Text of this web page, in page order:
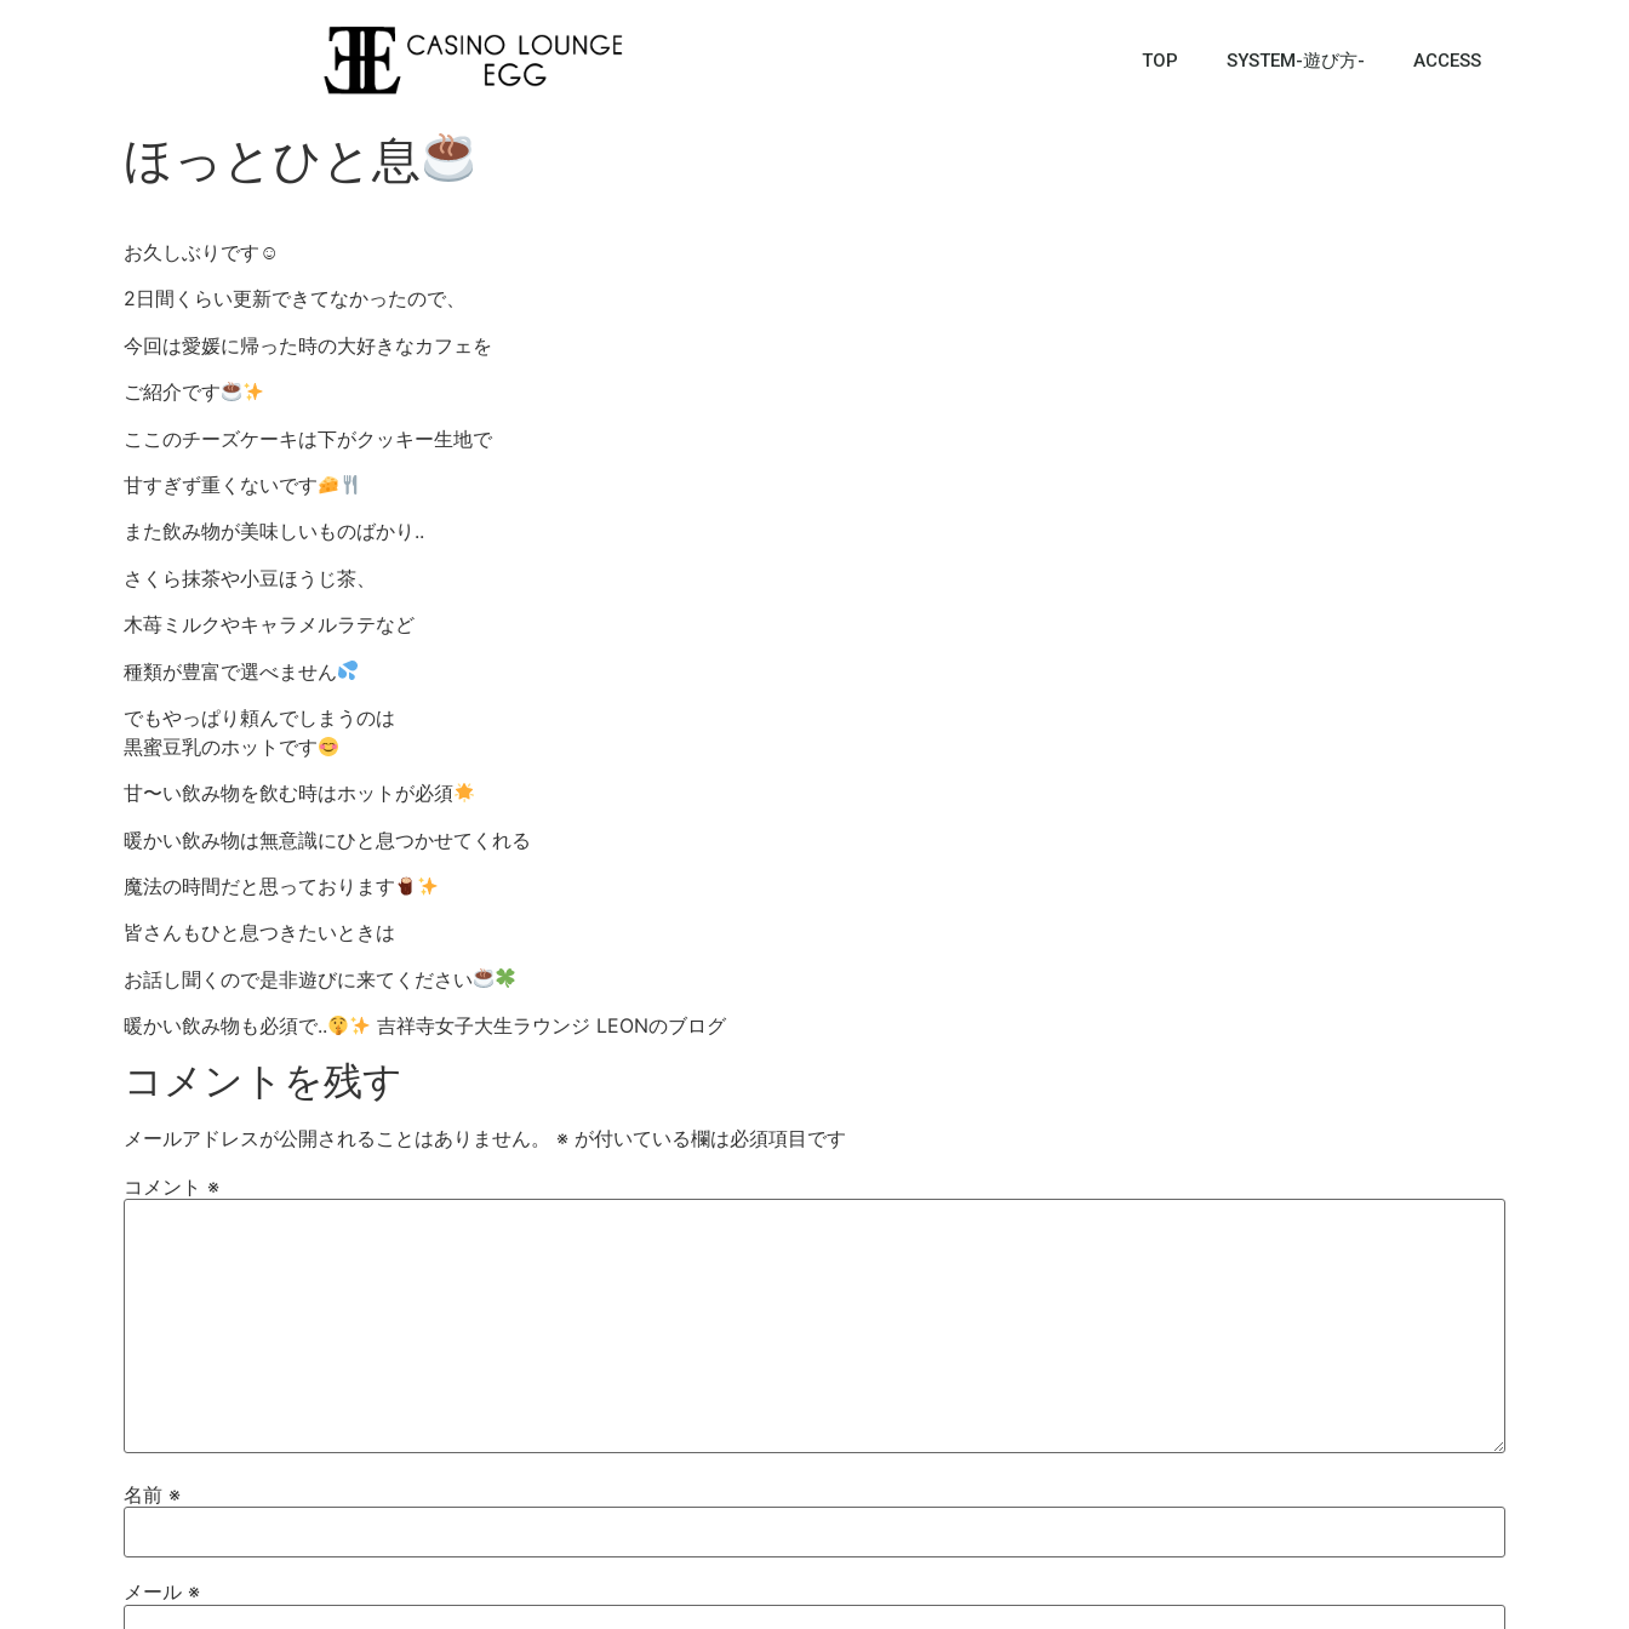
TOP SYSTEM-遊び方- ACCESS
ほっとひと息
お久しぶりです☺︎
2日間くらい更新できてなかったので、
今回は愛媛に帰った時の大好きなカフェを
ご紹介です
ここのチーズケーキは下がクッキー生地で
甘すぎず重くないです
また飲み物が美味しいものばかり..
さくら抹茶や小豆ほうじ茶、
木苺ミルクやキャラメルラテなど
種類が豊富で選べません
でもやっぱり頼んでしまうのは
黒蜜豆乳のホットです
甘〜い飲み物を飲む時はホットが必須
暖かい飲み物は無意識にひと息つかせてくれる
魔法の時間だと思っております
皆さんもひと息つきたいときは
お話し聞くので是非遊びに来てください
暖かい飲み物も必須で..
吉祥寺女子大生ラウンジ LEONのブログ
コメントを残す
メールアドレスが公開されることはありません。 ※ が付いている欄は必須項目です
コメント ※
名前 ※
メール ※